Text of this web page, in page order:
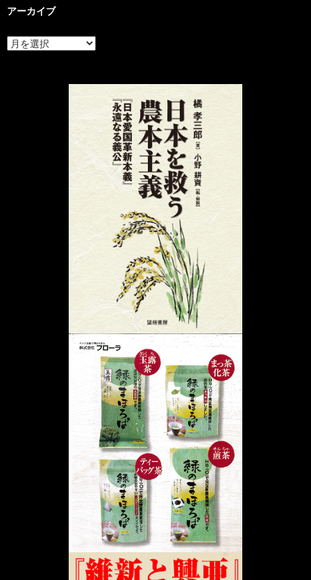
アーカイブ
ア
ー